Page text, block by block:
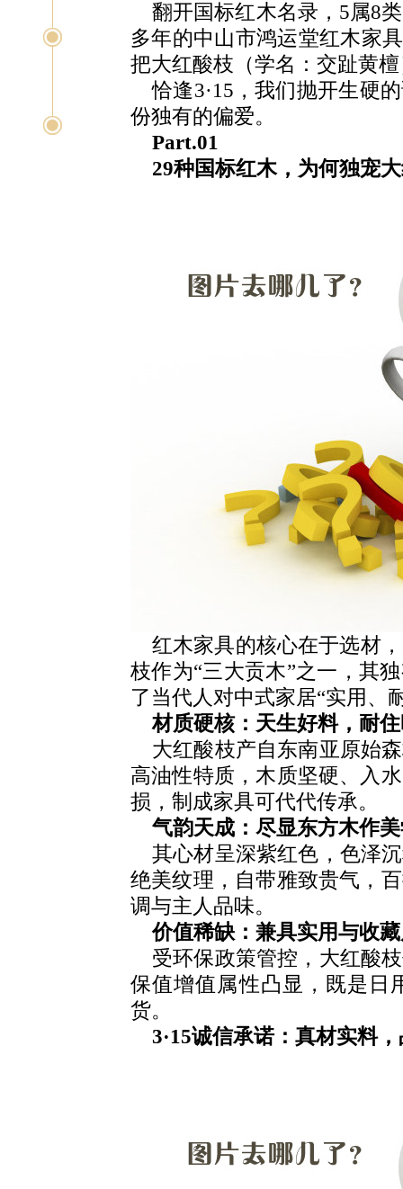
翻开国标红木名录，5属8
多年的中山市鸿运堂红木家
把大红酸枝（学名：交趾黄
恰逢3·15，我们抛开生硬
份独有的偏爱。
Part.01
29种国标红木，为何独宠
红木家具的核心在于选材
枝作为“三大贡木”之一，其
了当代人对中式家居“实用、
材质硬核：天生好料，耐
大红酸枝产自东南亚原始
高油性特质，木质坚硬、入
损，制成家具可代代传承。
气韵天成：尽显东方木作
其心材呈深紫红色，色泽
绝美纹理，自带雅致贵气，
调与主人品味。
价值稀缺：兼具实用与收
受环保政策管控，大红酸
保值增值属性凸显，既是日
货。
3·15诚信承诺：真材实料